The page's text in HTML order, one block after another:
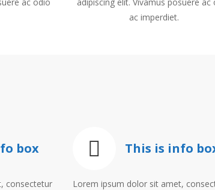
ac imperdiet.
box
consectetur
This is info
Lorem ipsum dolor sit amet,